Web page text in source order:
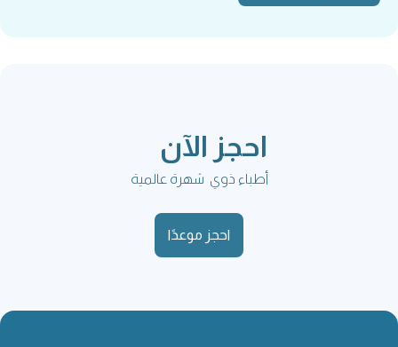
احجز الآن
أطباء ذوي شهرة عالمية
احجز موعدًا